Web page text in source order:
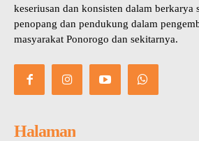
keseriusan dan konsisten dalam berkarya
penopang dan pendukung dalam
masyarakat Ponorogo dan sekitarnya.
Halaman